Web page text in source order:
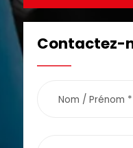
Contactez-